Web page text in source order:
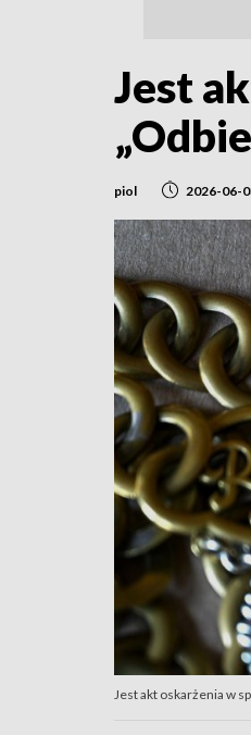
Jest
piol 2026-06-
Jest akt oskarżenia w